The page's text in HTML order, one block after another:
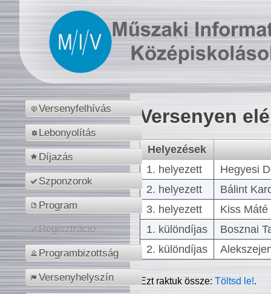
Versenyfelhívás
Lebonyolítás
Díjazás
Szponzorok
Program
Regisztráció
Programbizottság
Versenyhelyszín
Versenyen
Helyezések
1. helyezett
Hegyesi
2. helyezett
Bálint
3. helyezett
Kiss
1. különdíjas
Bosznai
2. különdíjas
Ezt raktuk össze:Töltsd le!.